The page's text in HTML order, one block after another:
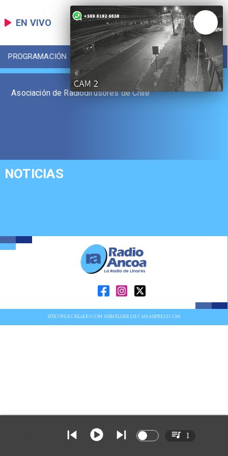
EN VIVO
PROGRAMACIÓN LOCAL DEPORTES
Asociación de Radiodifusores de Chile
NOTICIAS
SITIO WEB CREADO CON MSBUILDER DE CMS-MSPRESS.COM
1